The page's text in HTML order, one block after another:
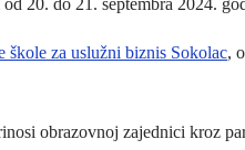
20. do 21. septembra 2024.
škole za uslužni biznis Sokolac,
obrazovnoj zajednici kroz